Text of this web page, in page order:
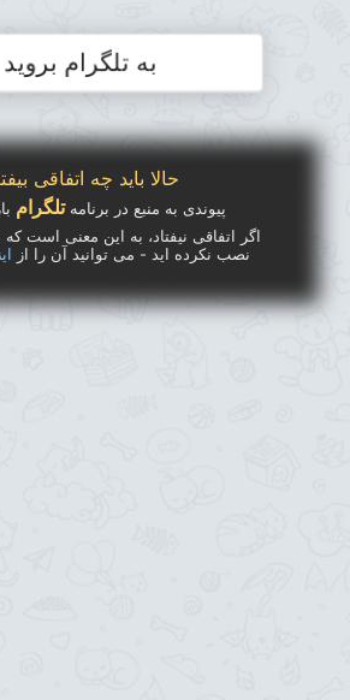
به تلگرام بروید
حالا باید چه اتفاقی
پیوندی به منبع در برنامهتلگرام
اگر اتفاقی نیفتاد، به این معنی است که
نصب نکرده اید - می توانید آن را از